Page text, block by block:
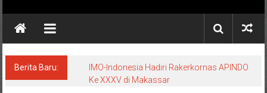
NEWS
Aktual
Tuntas.
Berita Baru:
IMO-Indonesia Hadiri Rakerkornas APINDO
Ke XXXV di Makassar